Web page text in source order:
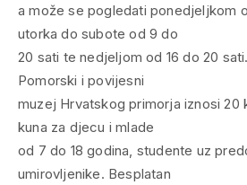
a može se pogledati ponedjeljkom
utorka do subote od 9 do
20 sati te nedjeljom od 16 do 20
Pomorski i povijesni
muzej Hrvatskog primorja iznosi 20
kuna za djecu i mlade
od 7 do 18 godina, studente uz
umirovljenike. Besplatan